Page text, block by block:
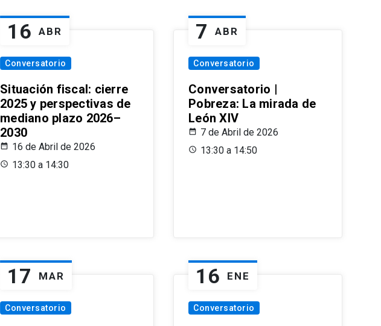
16 ABR
Conversatorio
Situación fiscal: cierre
2025 y perspectivas de
mediano plazo 2026–
2030
16 de Abril de 2026
13:30 a 14:30
7 ABR
Conversatorio
Conversatorio |
Pobreza: La mirada de
León XIV
7 de Abril de 2026
13:30 a 14:50
17 MAR
Conversatorio
16 ENE
Conversatorio